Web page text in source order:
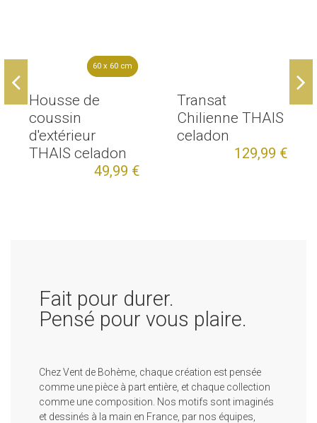
60 x 60 cm
60 x 60 cm
Housse de
coussin
d'extérieur
THAIS celadon
49,99 €
Transat
Chilienne THAIS
celadon
129,99 €
Fait pour durer.
Pensé pour vous plaire.
Chez Vent de Bohème, chaque création est pensée
comme une pièce à part entière, et chaque collection
comme une composition. Nos motifs sont imaginés
et dessinés à la main en France, par nos équipes,